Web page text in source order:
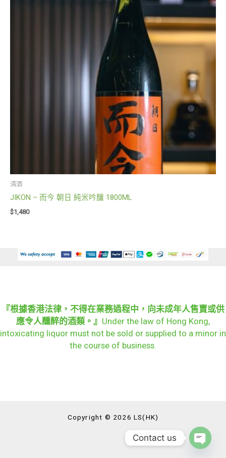
清酒
JIKON – 而今 朝日 純米吟釀 1800ML
$1,480
『根據香港法律，不得在業務過程中，向未成年人售賣或供
應令人醺醉的酒類。』 Under the law of Hong Kong,
intoxicating liquor must not be sold or supplied to a minor in
the course of business.
Copyright © 2026 LS(HK)
Contact us
OPEN